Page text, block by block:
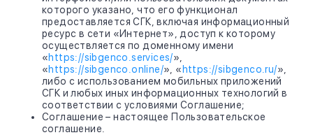
которого указано, что его функционал
предоставляется СГК, включая информационный
ресурс в сети «Интернет», доступ к которому
осуществляется по доменному имени
«https://sibgenco.services/»,
«https://sibgenco.online/», « https://sibgenco.ru/»,
либо с использованием мобильных приложений
СГК и любых иных информационных технологий в
соответствии с условиями Соглашение;
Соглашение – настоящее Пользовательское
соглашение.